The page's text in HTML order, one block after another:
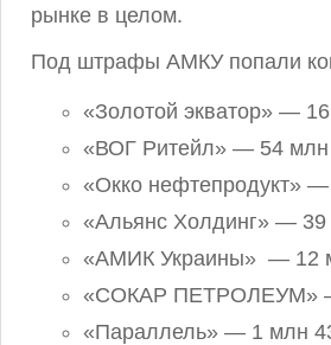
рынке в целом.
Под штрафы АМКУ попали
«Золотой экватор» —
«ВОГ Ритейл» — 54 млн
«Окко нефтепродукт»
«Альянс Холдинг» — 39
«АМИК Украины» — 12
«СОКАР ПЕТРОЛЕУМ» —
«Параллель» — 1 млн